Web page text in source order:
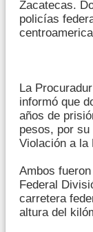
Zacatecas.
policías
La
informó que
años de
pesos, por
Violación a la
Ambos
Federal
carretera
altura del